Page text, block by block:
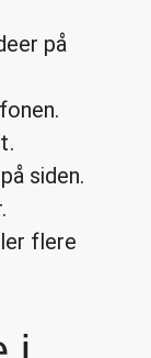
på
siden.
flere